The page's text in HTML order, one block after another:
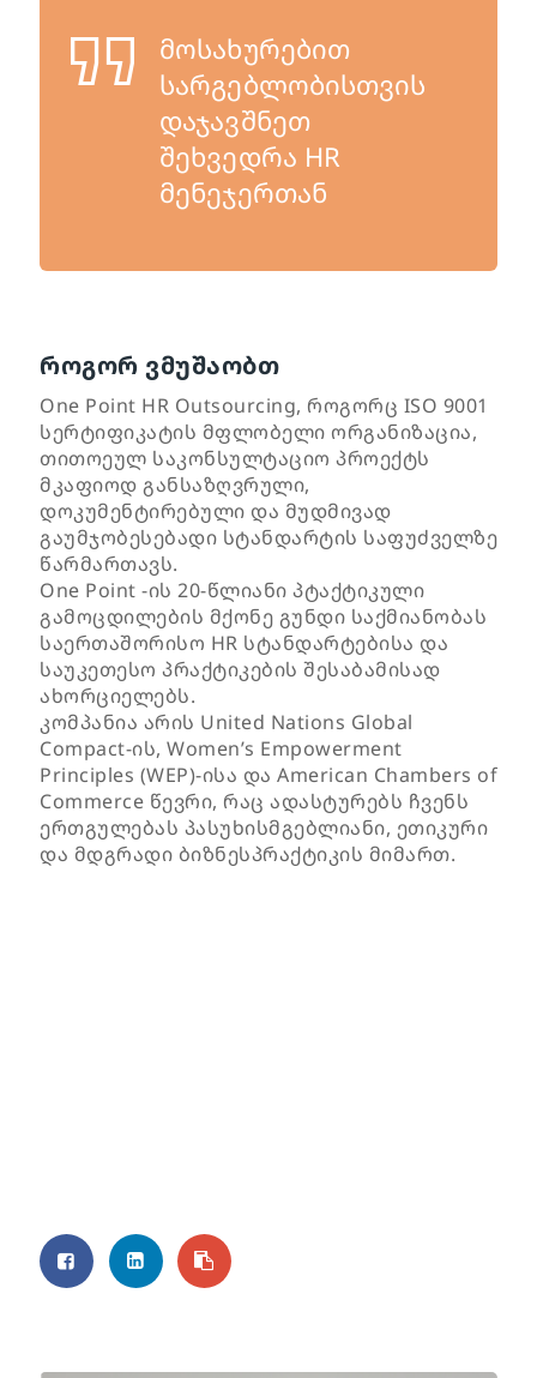
მოსახურებით
სარგებლობისთვის
დაჯავშნეთ
შეხვედრა HR
მენეჯერთან
როგორ ვმუშაობთ
One Point HR Outsourcing, როგორც ISO 9001
სერტიფიკატის მფლობელი ორგანიზაცია,
თითოეულ საკონსულტაციო პროექტს
მკაფიოდ განსაზღვრული,
დოკუმენტირებული და მუდმივად
გაუმჯობესებადი სტანდარტის საფუძველზე
წარმართავს.
One Point -ის 20-წლიანი პტაქტიკული
გამოცდილების მქონე გუნდი საქმიანობას
საერთაშორისო HR სტანდარტებისა და
საუკეთესო პრაქტიკების შესაბამისად
ახორციელებს.
კომპანია არის United Nations Global
Compact-ის, Women’s Empowerment
Principles (WEP)-ისა და American Chambers of
Commerce წევრი, რაც ადასტურებს ჩვენს
ერთგულებას პასუხისმგებლიანი, ეთიკური
და მდგრადი ბიზნესპრაქტიკის მიმართ.